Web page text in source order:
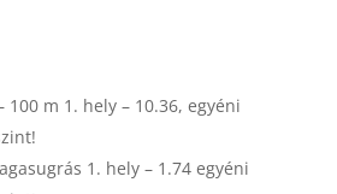
100 m 1. hely – 10.36, egyéni
1. hely – 1.74 egyéni